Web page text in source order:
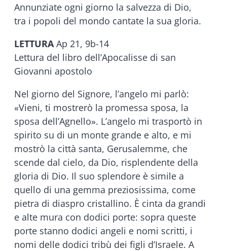
Annunziate ogni giorno la salvezza di Dio,
tra i popoli del mondo cantate la sua gloria.
LETTURAAp 21, 9b-14
Lettura del libro dell’Apocalisse di san
Giovanni apostolo
Nel giorno del Signore, l’angelo mi parlò:
«Vieni, ti mostrerò la promessa sposa, la
sposa dell’Agnello». L’angelo mi trasportò in
spirito su di un monte grande e alto, e mi
mostrò la città santa, Gerusalemme, che
scende dal cielo, da Dio, risplendente della
gloria di Dio. Il suo splendore è simile a
quello di una gemma preziosissima, come
pietra di diaspro cristallino. È cinta da grandi
e alte mura con dodici porte: sopra queste
porte stanno dodici angeli e nomi scritti, i
nomi delle dodici tribù dei figli d’Israele. A